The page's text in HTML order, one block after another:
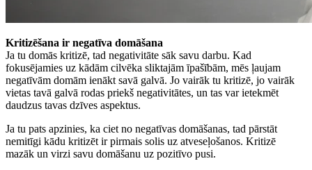
Kritizēšana ir negatīva domāšana
Ja tu domās kritizē, tad negativitāte sāk savu darbu. Kad
fokusējamies uz kādām cilvēka sliktajām īpašībām, mēs ļaujam
negatīvām domām ienākt savā galvā. Jo vairāk tu kritizē, jo vairāk
vietas tavā galvā rodas priekš negativitātes, un tas var ietekmēt
daudzus tavas dzīves aspektus.
Ja tu pats apzinies, ka ciet no negatīvas domāšanas, tad pārstāt
nemitīgi kādu kritizēt ir pirmais solis uz atveseļošanos. Kritizē
mazāk un virzi savu domāšanu uz pozitīvo pusi.